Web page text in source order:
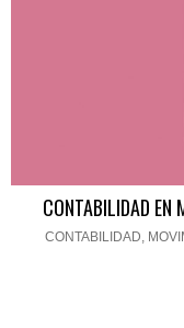
CONTABILIDAD EN
CONTABILIDAD,